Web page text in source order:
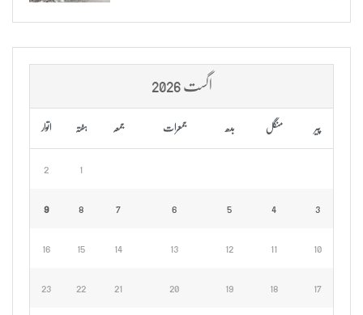
اگست 2026
پیر منگل بدھ جمعرات جمعہ ہفتہ اتوار
1
2
3
4
5
6
7
8
9
10
11
12
13
14
15
16
17
18
19
20
21
22
23